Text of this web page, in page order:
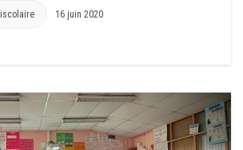
16 juin 2020